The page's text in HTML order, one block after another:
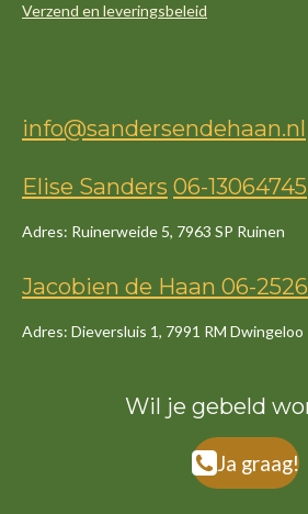
Verzend en leveringsbeleid
info@sandersendehaan.nl
Elise Sanders 06-13064745
Adres: Ruinerweide 5, 7963 SP Ruinen
Jacobien de Haan 06-
Adres: Dieversluis 1, 7991 RM Dwingeloo
Wil je gebeld
Ja graag!